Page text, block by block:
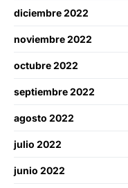
diciembre 2022
noviembre 2022
octubre 2022
septiembre 2022
agosto 2022
julio 2022
junio 2022